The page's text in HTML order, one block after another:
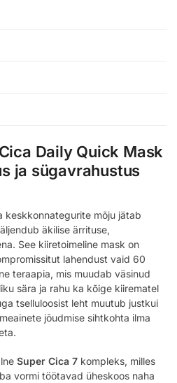
Daily Quick Mask
ja sügavrahustus
keskkonnategurite mõju jätab
äkilise ärrituse,
See kiiretoimeline mask on
lahendust vaid 60
teraapia, mis muudab väsinud
sära ja rahu ka kõige kiirematel
tselluloosist leht muutub justkui
jõudmise sihtkohta ilma
Super Cica 7 kompleks, milles
vormi töötavad üheskoos naha